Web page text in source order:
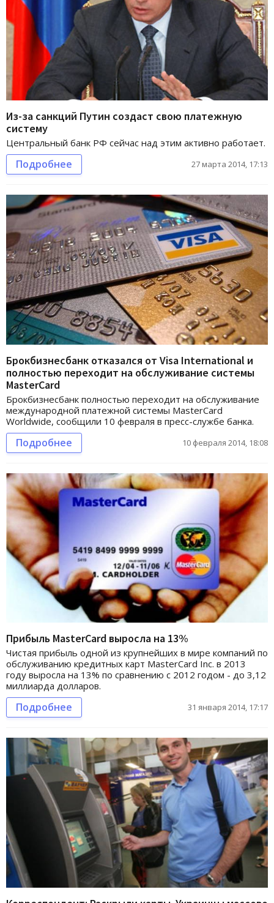
Из-за санкций Путин создаст свою платежную
систему
Центральный банк РФ сейчас над этим активно работает.
Подробнее 27 марта 2014, 17:13
Брокбизнесбанк отказался от Visa International и
полностью переходит на обслуживание системы
MasterCard
Брокбизнесбанк полностью переходит на обслуживание
международной платежной системы MasterCard
Worldwide, сообщили 10 февраля в пресс-службе банка.
Подробнее 10 февраля 2014, 18:08
Прибыль MasterCard выросла на 13%
Чистая прибыль одной из крупнейших в мире компаний по
обслуживанию кредитных карт MasterCard Inc. в 2013
году выросла на 13% по сравнению с 2012 годом - до 3,12
миллиарда долларов.
Подробнее 31 января 2014, 17:17